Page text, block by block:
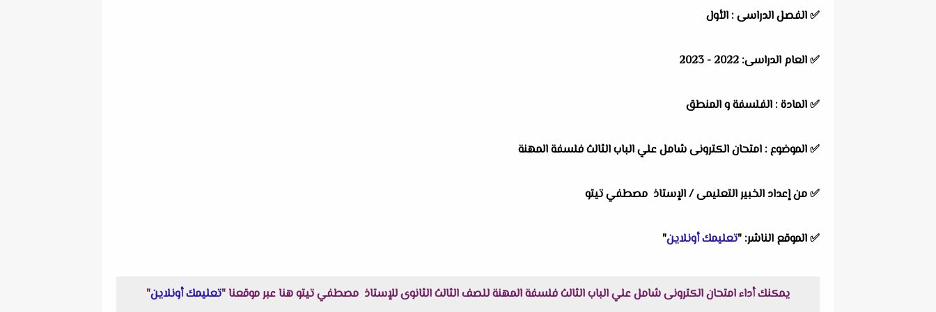
✅ الفصل الدراسى : الأول
✅ العام الدراسى: 2022 - 2023
✅ المادة : الفلسفة و المنطق
✅ الموضوع : امتحان الكترونى شامل علي الباب الثالث فلسفة المهنة
✅ من إعداد الخبير التعليمى / الإستاذ مصطفي تيتو
✅ الموقع الناشر: "تعليمك أونلاين"
يمكنك أداء امتحان الكترونى شامل علي الباب الثالث فلسفة المهنة للصف الثالث الثانوى للإستاذ مصطفي تيتو هنا عبر موقعنا "تعليمك أونلاين"